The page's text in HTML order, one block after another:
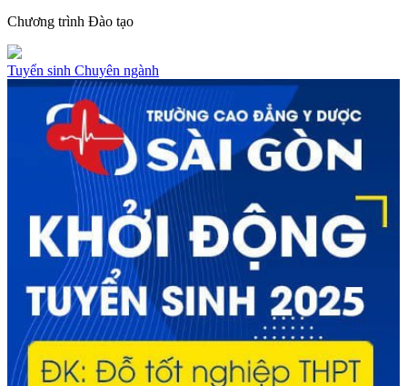
Chương trình Đào tạo
Tuyển sinh Chuyên ngành